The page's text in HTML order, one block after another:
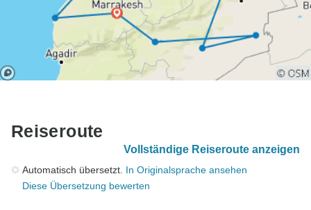
Reiseroute
Vollständige Reiseroute anzeigen
Automatisch übersetzt. In Originalsprache ansehen
Diese Übersetzung bewerten